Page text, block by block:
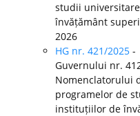
studii
învățământ
2026
HG nr. 421/2025 -
Guvernului nr.
Nomenclatorului
programelor de
instituțiilor de